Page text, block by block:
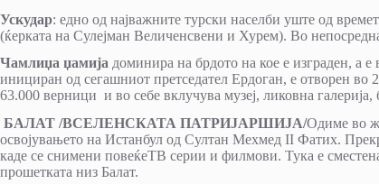
Ускудар: едно од најважните турски населби уште од
(ќерката на Сулејман Величенсвени и Хурем). Во
Чамлиџа џамија доминира на брдото на кое е изграден, а
инициран од сегашниот претседател Ердоган, е отворен
63.000 верници и во себе вклучува музеј, ликовна
БАЛАТ /ВСЕЛЕНСКАТА ПАТРИЈАРШИЈА/Одиме во
освојувањето на Истанбул од Султан Мехмед II Фатих.
каде се снимени повеќеТВ серии и филмови. Тука е
прошетката низ Балат.